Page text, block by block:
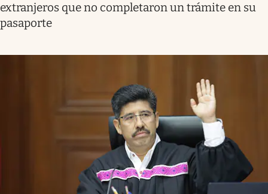
extranjeros que no completaron un trámite en su
pasaporte